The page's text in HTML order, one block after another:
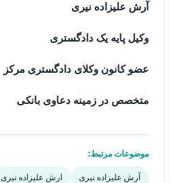
آرش علیزاده نیری
وکیل پایه یک دادگستری
عضو کانون وکلای دادگستری مرکز
متخصص در زمینه دعاوی بانکی
موضوعات مرتبط:
آرش علیزاده نیری ارش علیزاده نیری